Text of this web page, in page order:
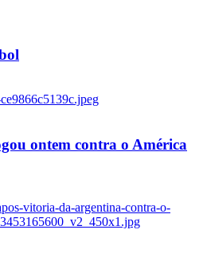
ontem contra o América